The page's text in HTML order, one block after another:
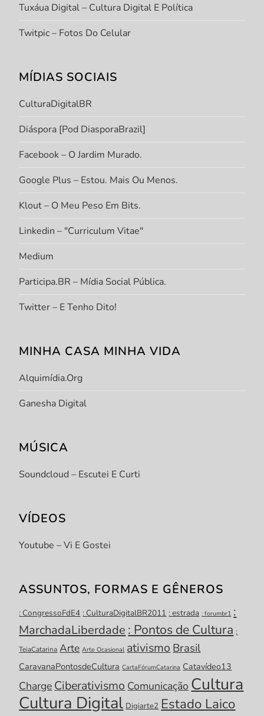
Tuxáua Digital – Cultura Digital E Política
Twitpic – Fotos Do Celular
MÍDIAS SOCIAIS
CulturaDigitalBR
Diáspora [Pod DiasporaBrazil]
Facebook – O Jardim Murado.
Google Plus – Estou. Mais Ou Menos.
Klout – O Meu Peso Em Bits.
Linkedin – "Curriculum Vitae"
Medium
Participa.BR – Mídia Social Pública.
Twitter – E Tenho Dito!
MINHA CASA MINHA VIDA
Alquimídia.org
Ganesha Digital
MÚSICA
Soundcloud – Escutei E Curti
VÍDEOS
Youtube – Vi E Gostei
ASSUNTOS, FORMAS E GÊNEROS
: CongressoFdE4 : CulturaDigitalBR2011 : estrada : forumbr1 :
MarchadaLiberdade : Pontos de Cultura :
TeiaCatarina Arte Arte Ocasional ativismo Brasil
CaravanaPontosdeCultura CartaFórumCatarina Catavídeo13
Charge Ciberativismo Comunicação Cultura
Cultura Digital Digiarte2 Estado Laico